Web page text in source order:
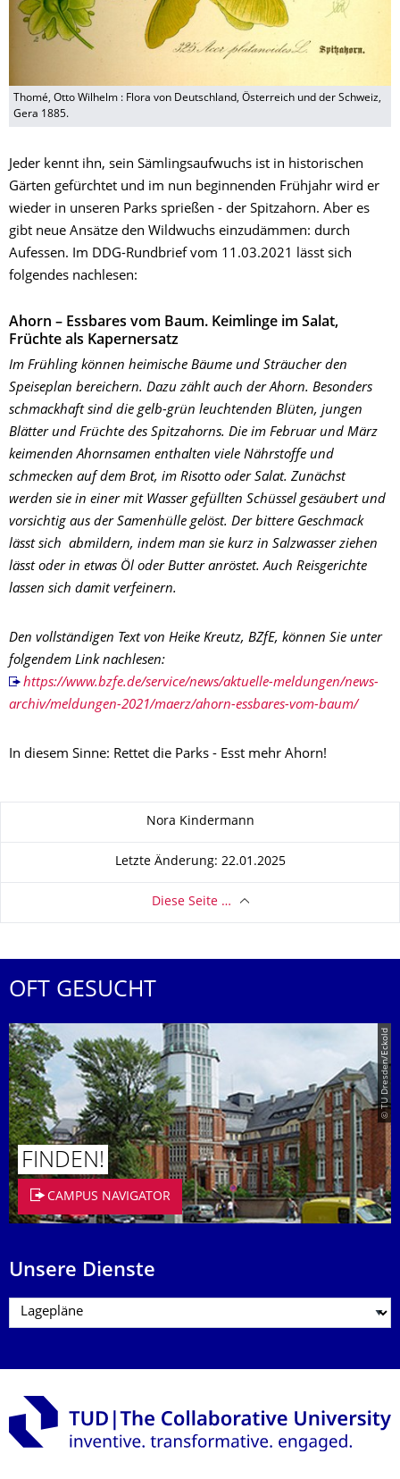
Thomé, Otto Wilhelm : Flora von Deutschland, Österreich und der Schweiz,
Gera 1885.
Jeder kennt ihn, sein Sämlingsaufwuchs ist in historischen
Gärten gefürchtet und im nun beginnenden Frühjahr wird er
wieder in unseren Parks sprießen - der Spitzahorn. Aber es
gibt neue Ansätze den Wildwuchs einzudämmen: durch
Aufessen. Im DDG-Rundbrief vom 11.03.2021 lässt sich
folgendes nachlesen:
Ahorn – Essbares vom Baum. Keimlinge im Salat,
Früchte als Kapernersatz
Im Frühling können heimische Bäume und Sträucher den
Speiseplan bereichern. Dazu zählt auch der Ahorn. Besonders
schmackhaft sind die gelb-grün leuchtenden Blüten, jungen
Blätter und Früchte des Spitzahorns. Die im Februar und März
keimenden Ahornsamen enthalten viele Nährstoffe und
schmecken auf dem Brot, im Risotto oder Salat. Zunächst
werden sie in einer mit Wasser gefüllten Schüssel gesäubert und
vorsichtig aus der Samenhülle gelöst. Der bittere Geschmack
lässt sich abmildern, indem man sie kurz in Salzwasser ziehen
lässt oder in etwas Öl oder Butter anröstet. Auch Reisgerichte
lassen sich damit verfeinern.
Den vollständigen Text von Heike Kreutz, BZfE, können Sie unter
folgendem Link nachlesen:
https://www.bzfe.de/service/news/aktuelle-meldungen/news-
archiv/meldungen-2021/maerz/ahorn-essbares-vom-baum/
In diesem Sinne: Rettet die Parks - Esst mehr Ahorn!
Nora Kindermann
Letzte Änderung: 22.01.2025
Diese Seite …
OFT GESUCHT
© TU Dresden/Eckold
FINDEN!
CAMPUS NAVIGATOR
Unsere Dienste